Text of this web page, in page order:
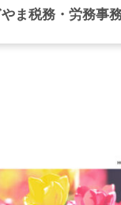
ま税務・労務事